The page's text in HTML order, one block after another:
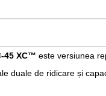
45 XC™ este versiunea
duale de ridicare și